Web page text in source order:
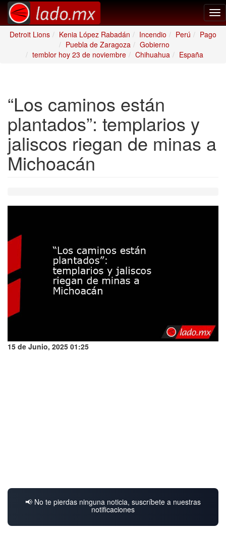
Detroit Lions
Kenia López Rabadán Incendio Perú
Pago
Puebla de Zaragoza
Gobierno
temblor hoy 23 de noviembre
Chihuahua España
“Los caminos están
plantados”: templarios y
jaliscos riegan de minas a
Michoacán
15 de Junio, 2025 01:25
📢 No te pierdas ninguna noticia, suscríbete a nuestras
notificaciones